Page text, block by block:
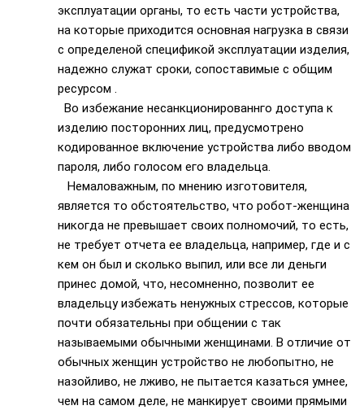
эксплуатации органы, то есть части устройства,
на которые приходится основная нагрузка в связи
с определеной спецификой эксплуатации изделия,
надежно служат сроки, сопоставимые с общим
ресурсом .
Во избежание несанкционированнго доступа к
изделию посторонних лиц, предусмотрено
кодированное включение устройства либо вводом
пароля, либо голосом его владельца.
Немаловажным, по мнению изготовителя,
является то обстоятельство, что робот-женщина
никогда не превышает своих полномочий, то есть,
не требует отчета ее владельца, например, где и с
кем он был и сколько выпил, или все ли деньги
принес домой, что, несомненно, позволит ее
владельцу избежать ненужных стрессов, которые
почти обязательны при общении с так
называемыми обычными женщинами. В отличие от
обычных женщин устройство не любопытно, не
назойливо, не лживо, не пытается казаться умнее,
чем на самом деле, не манкирует своими прямыми